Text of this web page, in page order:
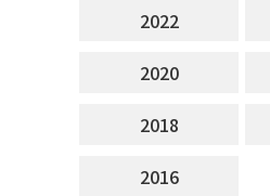
2022
2020
2018
2016